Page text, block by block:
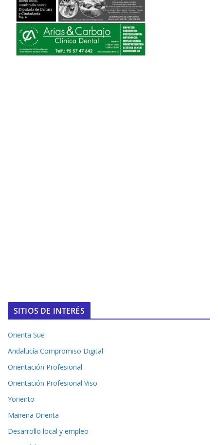
SITIOS DE INTERÉS
Orienta Sue
Andalucía Compromiso Digital
Orientación Profesional
Orientación Profesional Viso
Yoriento
Mairena Orienta
Desarrollo local y empleo